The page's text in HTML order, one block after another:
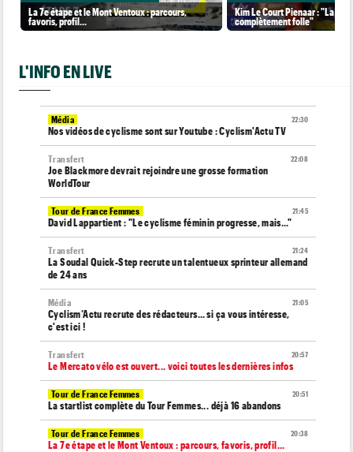
La 7e étape et le Mont Ventoux : parcours,
favoris, profil…
Kim Le Court Pienaar : "La
complètement folle"
L'INFO EN LIVE
22:30
Média
Nos vidéos de cyclisme sont sur Youtube : Cyclism'Actu TV
22:08
Transfert
Joe Blackmore devrait rejoindre une grosse formation
WorldTour
21:45
Tour de France Femmes
David Lappartient : "Le cyclisme féminin progresse, mais…"
21:24
Transfert
La Soudal Quick-Step recrute un talentueux sprinteur allemand
de 24 ans
21:05
Média
Cyclism’Actu recrute des rédacteurs… si ça vous intéresse,
c'est ici !
20:57
Transfert
Le Mercato vélo est ouvert... voici toutes les dernières infos
20:51
Tour de France Femmes
La startlist complète du Tour Femmes... déjà 16 abandons
20:38
Tour de France Femmes
La 7e étape et le Mont Ventoux : parcours, favoris, profil…